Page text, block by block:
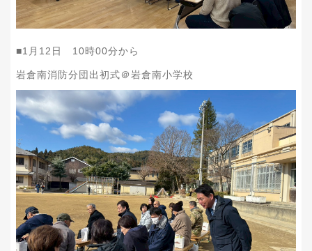
■1月12日 10時00分から
岩倉南消防分団出初式＠岩倉南小学校